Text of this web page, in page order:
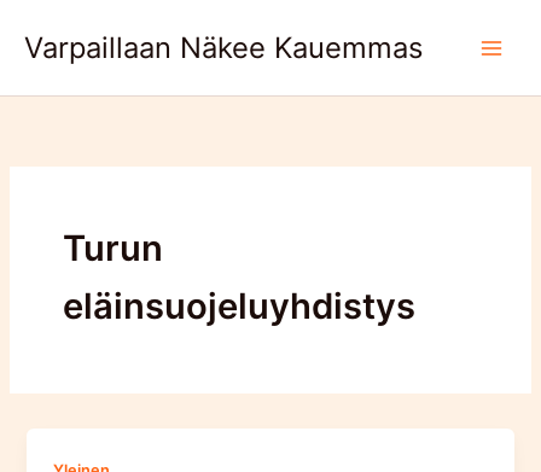
Varpaillaan Näkee Kauemmas
Turun
eläinsuojeluyhdistys